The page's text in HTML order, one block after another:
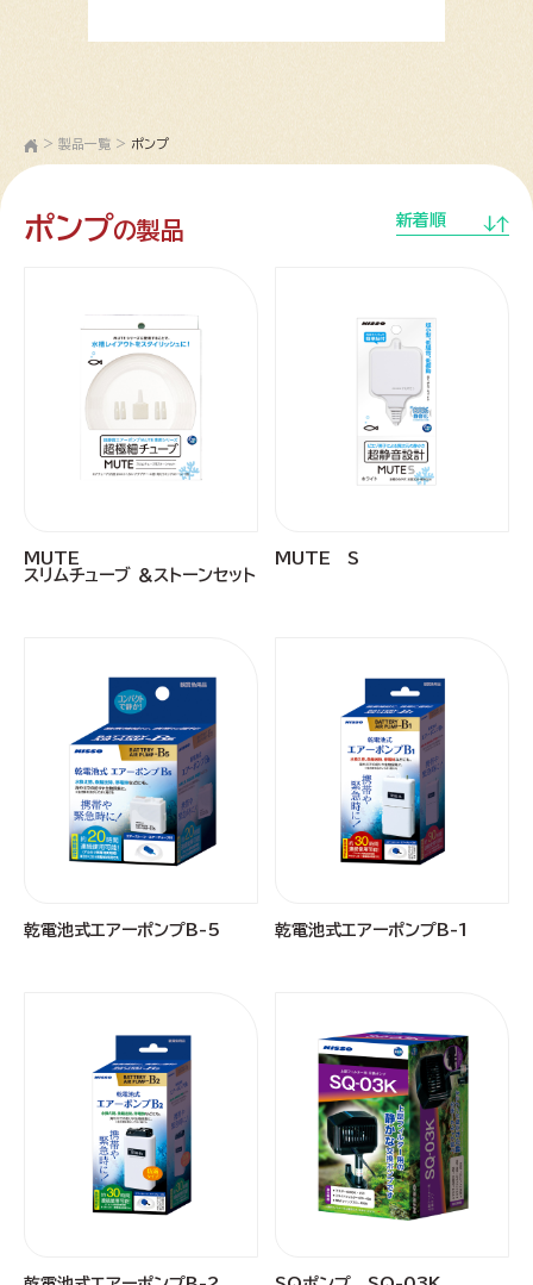
> 製品一覧 > ポンプ
ポンプの製品 新着順
MUTE
スリムチューブ ＆ストーンセット
MUTE S
乾電池式エアーポンプB-5 乾電池式エアーポンプB-1